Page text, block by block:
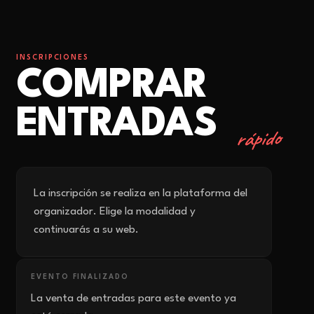
INSCRIPCIONES
COMPRAR
ENTRADAS
rápido
La inscripción se realiza en la plataforma del
organizador. Elige la modalidad y
continuarás a su web.
EVENTO FINALIZADO
La venta de entradas para este evento ya